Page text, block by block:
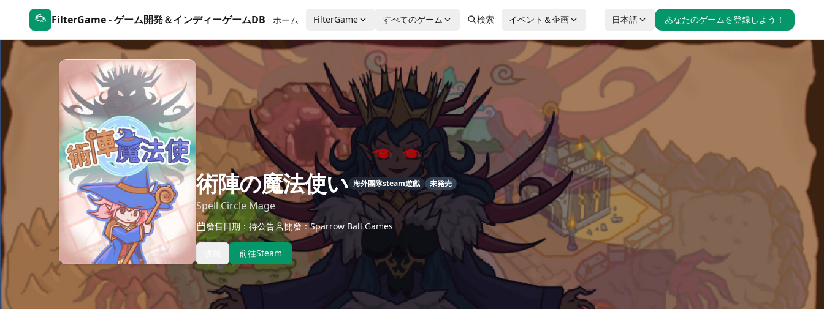
FilterGame - ゲーム開発＆インディーゲームDB ホーム FilterGame すべてのゲーム 検索 イベント＆企画 日本語 あなたのゲームを登録しよう！
術陣の魔法使い 海外團隊steam遊戲 未発売
Spell Circle Mage
發售日期：待公告 開發：Sparrow Ball Games
前往Steam